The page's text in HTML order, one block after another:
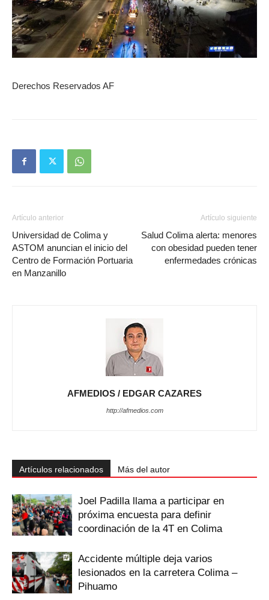
Derechos Reservados AF
Artículo anterior
Universidad de Colima y
ASTOM anuncian el inicio del
Centro de Formación Portuaria
en Manzanillo
Artículo siguiente
Salud Colima alerta: menores
con obesidad pueden tener
enfermedades crónicas
AFMEDIOS / EDGAR CAZARES
http://afmedios.com
Artículos relacionados Más del autor
Joel Padilla llama a participar en
próxima encuesta para definir
coordinación de la 4T en Colima
Accidente múltiple deja varios
lesionados en la carretera Colima –
Pihuamo